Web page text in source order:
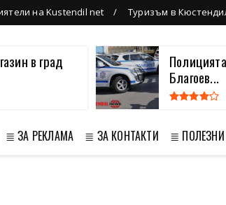
на Kustendil net Туризъм в
в град
Благоев...
≣ ЗА РЕКЛАМА ≣ ЗА КОНТАКТИ ≣ ПОЛЕЗНИ